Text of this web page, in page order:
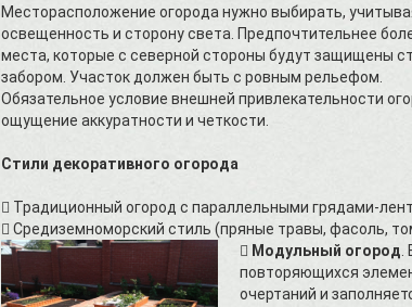
Месторасположение огорода нужно выбирать,
освещенность и сторону света. Предпочтительнее
места, которые с северной стороны будут защищены
забором. Участок должен быть с ровным рельефом.
Обязательное условие внешней привлекательности
ощущение аккуратности и четкости.
Стили декоративного огорода
 Традиционный огород с параллельными грядами-
 Средиземноморский стиль (пряные травы, фасоль,
 Модульный огород
повторяющихся
очертаний и